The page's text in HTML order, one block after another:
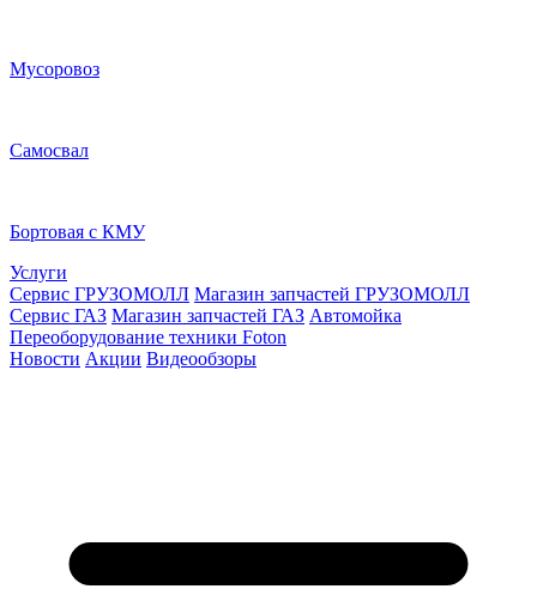
Мусоровоз
Самосвал
Бортовая с КМУ
Услуги
Сервис ГРУЗОМОЛЛ Магазин запчастей ГРУЗОМОЛЛ
Сервис ГАЗ Магазин запчастей ГАЗ Автомойка
Переоборудование техники Foton
Новости Акции Видеообзоры